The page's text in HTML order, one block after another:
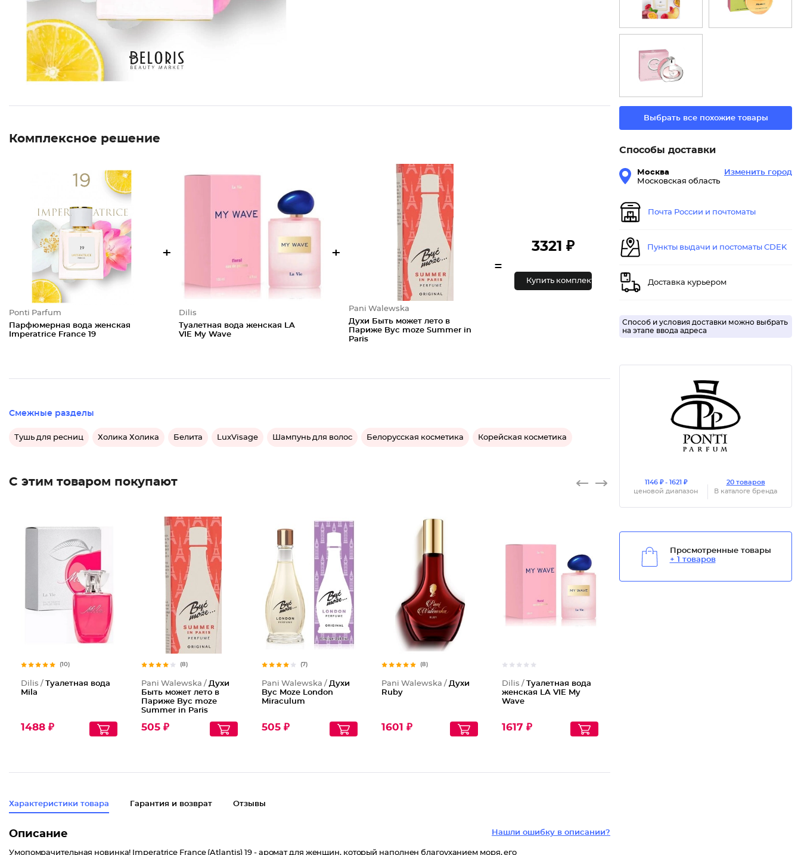
Комплексное решение
Ponti Parfum
Парфюмерная вода женская
Imperatrice France 19
+
Dilis
Туалетная вода женская LA
VIE My Wave
+
Pani Walewska
Духи Быть может лето в
Париже Byc moze Summer in
Paris
=
3321 ₽
Купить комплект
Смежные разделы
Тушь для ресниц Холика Холика Белита LuxVisage Шампунь для волос Белорусская косметика Корейская косметика
С этим товаром покупают
(10)
Dilis / Туалетная вода
Mila
1488 ₽
(8)
Pani Walewska / Духи
Быть может лето в
Париже Byc moze
Summer in Paris
505 ₽
(7)
Pani Walewska / Духи
Byc Moze London
Miraculum
505 ₽
(8)
Pani Walewska /Духи
Ruby
1601 ₽
Dilis /Туалетная вода
женская LA VIE My
Wave
1617 ₽
Характеристики товара Гарантия и возврат Отзывы
Нашли ошибку в описании?
Описание
Умопомрачительная новинка! Imperatrice France (Atlantis) 19 - аромат для женщин, который наполнен благоуханием моря, его
Выбрать все похожие товары
Способы доставки
Москва
Московская область
Изменить город
Почта России и почтоматы
Пункты выдачи и постоматы CDEK
Доставка курьером
Способ и условия доставки можно выбрать
на этапе ввода адреса
1146 ₽ - 1621 ₽
ценовой диапазон
20 товаров
В каталоге бренда
Просмотренные товары
+ 1 товаров